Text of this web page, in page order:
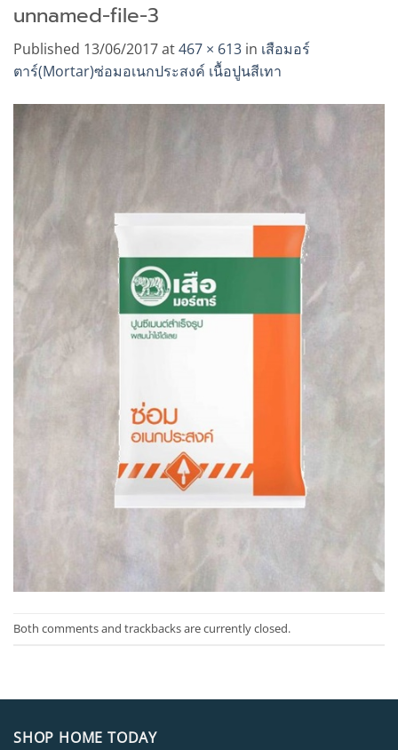
unnamed-file-3
Published 13/06/2017at467 × 613 in เสือมอร์
ตาร์(Mortar)ซ่อมอเนกประสงค์ เนื้อปูนสีเทา
Both comments and trackbacks are currently closed.
SHOP HOME TODAY